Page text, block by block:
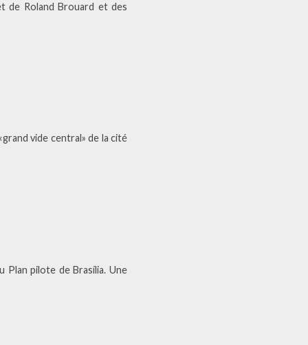
de Roland Brouard et des
vide central» de la cité
Plan pilote de Brasília. Une